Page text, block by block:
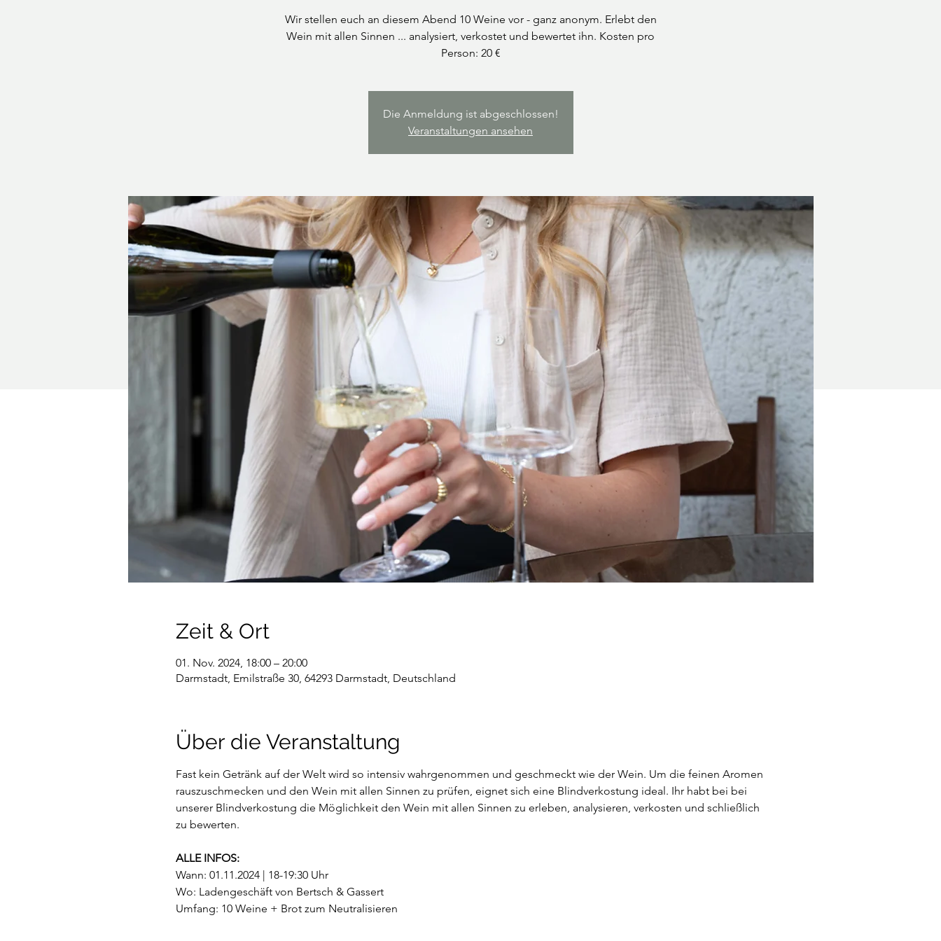
Wir stellen euch an diesem Abend 10 Weine vor - ganz anonym. Erlebt den
Wein mit allen Sinnen ... analysiert, verkostet und bewertet ihn. Kosten pro
Person: 20 €
Die Anmeldung ist abgeschlossen!
Veranstaltungen ansehen
Zeit & Ort
01. Nov. 2024, 18:00 – 20:00
Darmstadt, Emilstraße 30, 64293 Darmstadt, Deutschland
Über die Veranstaltung
Fast kein Getränk auf der Welt wird so intensiv wahrgenommen und geschmeckt wie der Wein. Um die feinen Aromen
rauszuschmecken und den Wein mit allen Sinnen zu prüfen, eignet sich eine Blindverkostung ideal. Ihr habt bei bei
unserer Blindverkostung die Möglichkeit den Wein mit allen Sinnen zu erleben, analysieren, verkosten und schließlich
zu bewerten.
ALLE INFOS:
Wann: 01.11.2024 | 18-19:30 Uhr
Wo: Ladengeschäft von Bertsch & Gassert
Umfang: 10 Weine + Brot zum Neutralisieren